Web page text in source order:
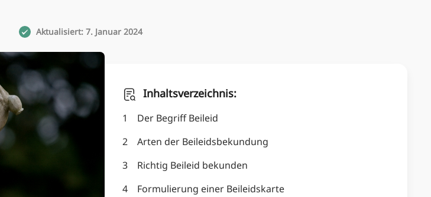
Aktualisiert: 7. Januar 2024
Inhaltsverzeichnis:
1
Der Begriff Beileid
2
Arten der Beileidsbekundung
3
Richtig Beileid bekunden
4
Formulierung einer Beileidskarte